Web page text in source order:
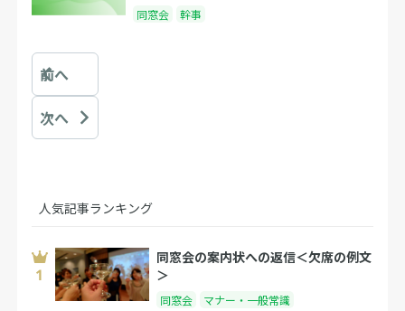
同窓会 幹事
前へ
次へ
人気記事ランキング
同窓会の案内状への返信＜欠席の例文
＞
同窓会 マナー・一般常識